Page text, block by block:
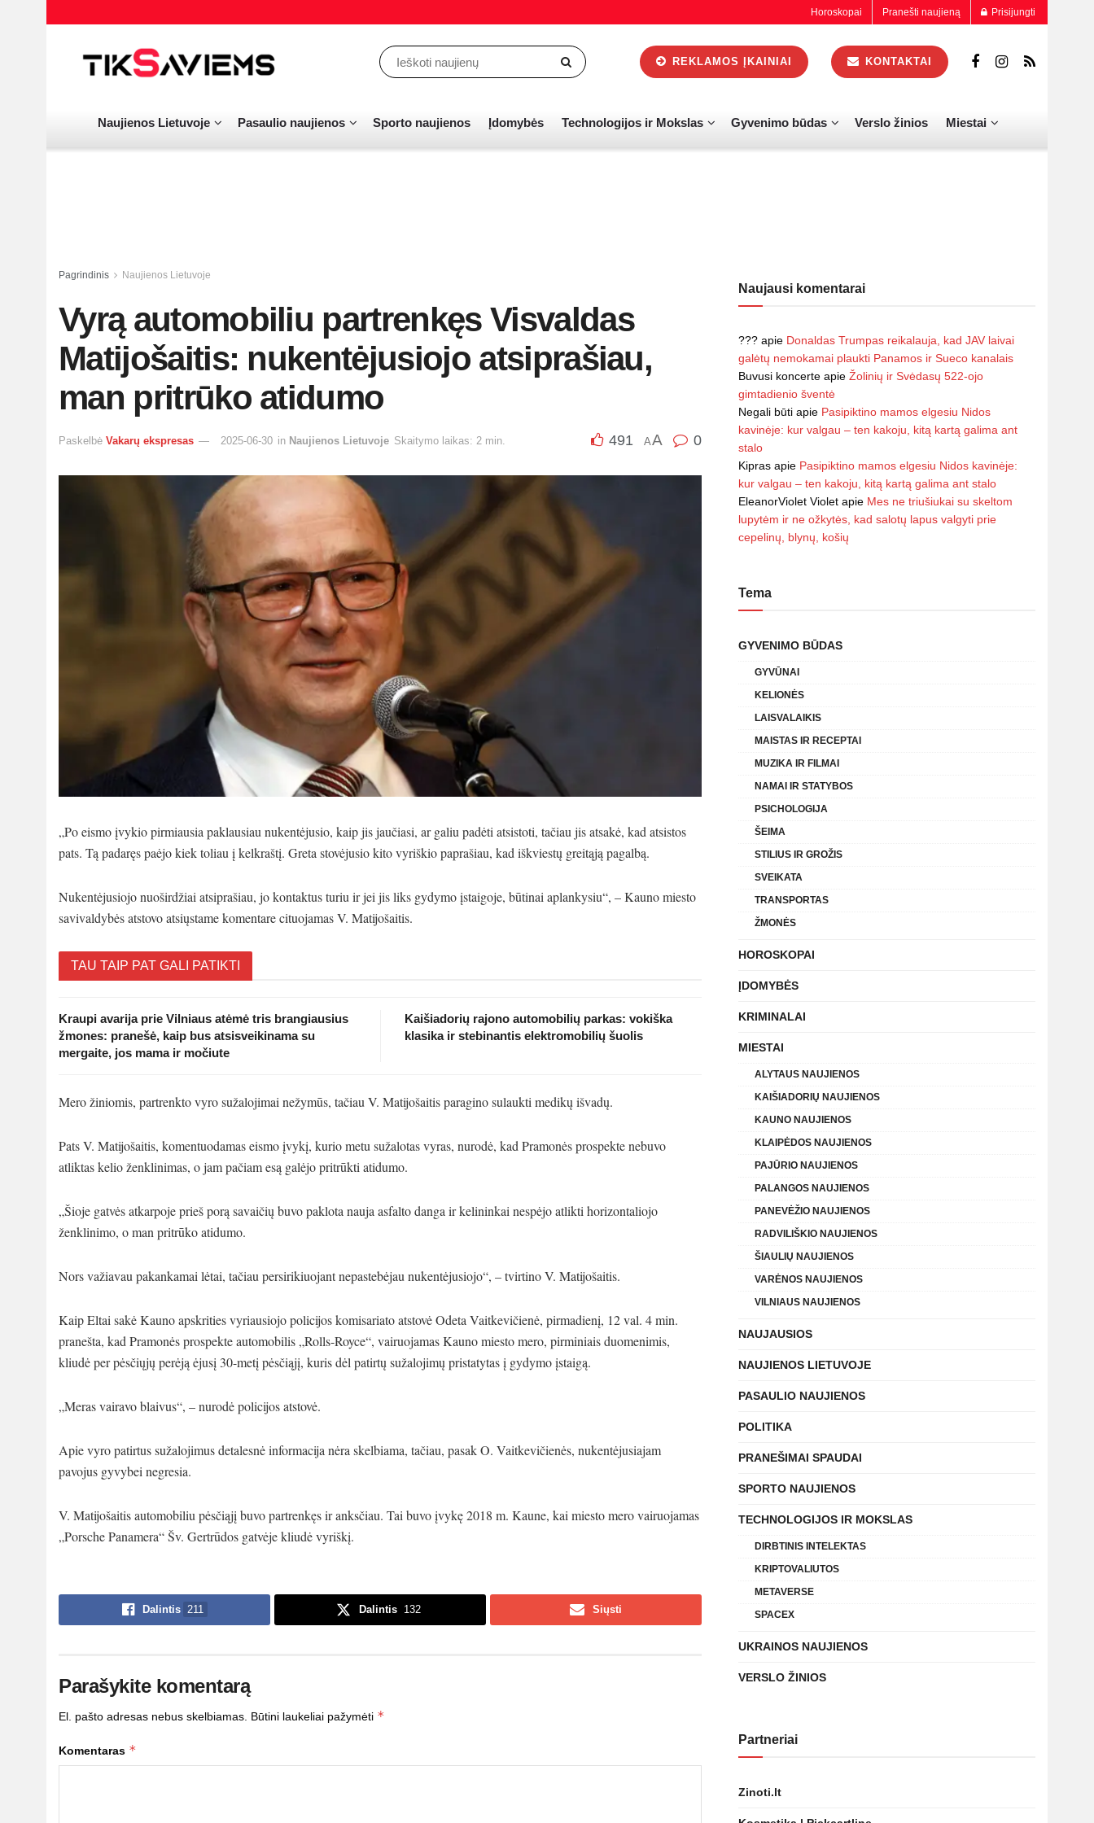
Horoskopai Pranešti naujieną Prisijungti
REKLAMOS ĮKAINIAI KONTAKTAI
Naujienos Lietuvoje Pasaulio naujienos Sporto naujienos Įdomybės Technologijos ir Mokslas Gyvenimo būdas Verslo žinios Miestai
Pagrindinis Naujienos Lietuvoje
Vyrą automobiliu partrenkęs Visvaldas
Matijošaitis: nukentėjusiojo atsiprašiau,
man pritrūko atidumo
Paskelbė Vakarų ekspresas 2025-06-30 in Naujienos Lietuvoje Skaitymo laikas: 2 min. 491 AA 0
„Po eismo įvykio pirmiausia paklausiau nukentėjusio, kaip jis jaučiasi, ar galiu padėti atsistoti, tačiau jis atsakė, kad atsistos
pats. Tą padaręs paėjo kiek toliau į kelkraštį. Greta stovėjusio kito vyriškio paprašiau, kad iškviestų greitąją pagalbą.
Nukentėjusiojo nuoširdžiai atsiprašiau, jo kontaktus turiu ir jei jis liks gydymo įstaigoje, būtinai aplankysiu“, – Kauno miesto
savivaldybės atstovo atsiųstame komentare cituojamas V. Matijošaitis.
TAU TAIP PAT GALI PATIKTI
Kraupi avarija prie Vilniaus atėmė tris brangiausius
žmones: pranešė, kaip bus atsisveikinama su
mergaite, jos mama ir močiute
Kaišiadorių rajono automobilių parkas: vokiška
klasika ir stebinantis elektromobilių šuolis
Mero žiniomis, partrenkto vyro sužalojimai nežymūs, tačiau V. Matijošaitis paragino sulaukti medikų išvadų.
Pats V. Matijošaitis, komentuodamas eismo įvykį, kurio metu sužalotas vyras, nurodė, kad Pramonės prospekte nebuvo
atliktas kelio ženklinimas, o jam pačiam esą galėjo pritrūkti atidumo.
„Šioje gatvės atkarpoje prieš porą savaičių buvo paklota nauja asfalto danga ir kelininkai nespėjo atlikti horizontaliojo
ženklinimo, o man pritrūko atidumo.
Nors važiavau pakankamai lėtai, tačiau persirikiuojant nepastebėjau nukentėjusiojo“, – tvirtino V. Matijošaitis.
Kaip Eltai sakė Kauno apskrities vyriausiojo policijos komisariato atstovė Odeta Vaitkevičienė, pirmadienį, 12 val. 4 min.
pranešta, kad Pramonės prospekte automobilis „Rolls-Royce“, vairuojamas Kauno miesto mero, pirminiais duomenimis,
kliudė per pėsčiųjų perėją ėjusį 30-metį pėsčiąjį, kuris dėl patirtų sužalojimų pristatytas į gydymo įstaigą.
„Meras vairavo blaivus“, – nurodė policijos atstovė.
Apie vyro patirtus sužalojimus detalesnė informacija nėra skelbiama, tačiau, pasak O. Vaitkevičienės, nukentėjusiajam
pavojus gyvybei negresia.
V. Matijošaitis automobiliu pėsčiąjį buvo partrenkęs ir anksčiau. Tai buvo įvykę 2018 m. Kaune, kai miesto mero vairuojamas
„Porsche Panamera“ Šv. Gertrūdos gatvėje kliudė vyriškį.
Dalintis 211 Dalintis 132 Siųsti
Parašykite komentarą
El. pašto adresas nebus skelbiamas. Būtini laukeliai pažymėti *
Komentaras *
Naujausi komentarai
??? apie Donaldas Trumpas reikalauja, kad JAV laivai
galėtų nemokamai plaukti Panamos ir Sueco kanalais
Buvusi koncerte apie Žolinių ir Svėdasų 522-ojo
gimtadienio šventė
Negali būti apie Pasipiktino mamos elgesiu Nidos
kavinėje: kur valgau – ten kakoju, kitą kartą galima ant
stalo
Kipras apie Pasipiktino mamos elgesiu Nidos kavinėje:
kur valgau – ten kakoju, kitą kartą galima ant stalo
EleanorViolet Violet apie Mes ne triušiukai su skeltom
lupytėm ir ne ožkytės, kad salotų lapus valgyti prie
cepelinų, blynų, košių
Tema
GYVENIMO BŪDAS
GYVŪNAI
KELIONĖS
LAISVALAIKIS
MAISTAS IR RECEPTAI
MUZIKA IR FILMAI
NAMAI IR STATYBOS
PSICHOLOGIJA
ŠEIMA
STILIUS IR GROŽIS
SVEIKATA
TRANSPORTAS
ŽMONĖS
HOROSKOPAI
ĮDOMYBĖS
KRIMINALAI
MIESTAI
ALYTAUS NAUJIENOS
KAIŠIADORIŲ NAUJIENOS
KAUNO NAUJIENOS
KLAIPĖDOS NAUJIENOS
PAJŪRIO NAUJIENOS
PALANGOS NAUJIENOS
PANEVĖŽIO NAUJIENOS
RADVILIŠKIO NAUJIENOS
ŠIAULIŲ NAUJIENOS
VARĖNOS NAUJIENOS
VILNIAUS NAUJIENOS
NAUJAUSIOS
NAUJIENOS LIETUVOJE
PASAULIO NAUJIENOS
POLITIKA
PRANEŠIMAI SPAUDAI
SPORTO NAUJIENOS
TECHNOLOGIJOS IR MOKSLAS
DIRBTINIS INTELEKTAS
KRIPTOVALIUTOS
METAVERSE
SPACEX
UKRAINOS NAUJIENOS
VERSLO ŽINIOS
Partneriai
Zinoti.lt